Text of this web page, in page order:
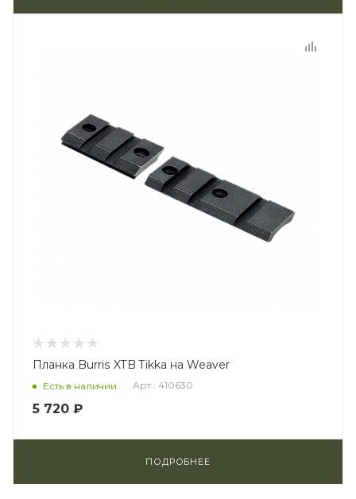
Планка Burris XTB Tikka на Weaver
Есть в наличии Арт.: 410630
5 720 ₽
ПОДРОБНЕЕ